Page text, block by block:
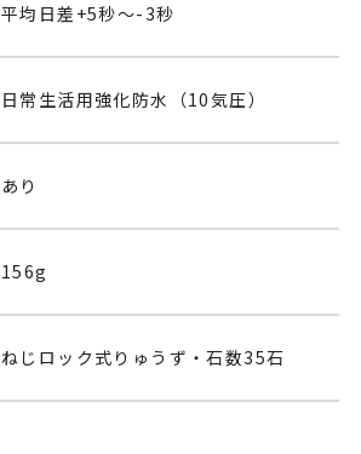
平均日差+5秒～-3秒
日常生活用強化防水（10気圧）
あり
156g
ねじロック式りゅうず・石数35石